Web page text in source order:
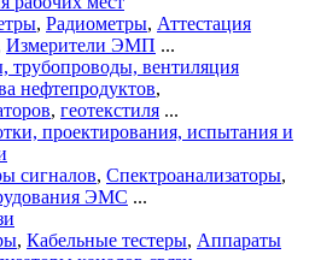
, Радиометры, Аттестация
Измерители ЭМП ...
трубопроводы, вентиляция
нефтепродуктов,
, геотекстиля ...
проектирования, испытания и
сигналов, Спектроанализаторы,
ЭМС ...
, Кабельные тестеры, Аппараты